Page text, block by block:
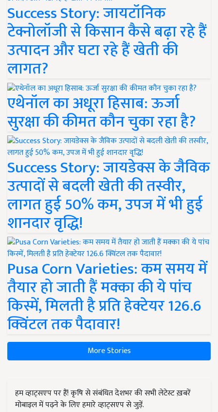
Success Story: जायटॉनिक
टेक्नोलॉजी से किसान कैसे बढ़ा रहे हैं
उत्पादन और घटा रहे हैं खेती की
लागत?
एथेनॉल का अधूरा हिसाब: ऊर्जा
सुरक्षा की कीमत कौन चुका रहा है?
Success Story: जायडेक्स के जैविक
उत्पादों से बदली खेती की तस्वीर,
लागत हुई 50% कम, उपज में भी हुई
शानदार वृद्धि!
Pusa Corn Varieties: कम समय में
तैयार हो जाती हैं मक्का की ये पांच
किस्में, मिलती है प्रति हेक्टेयर 126.6
क्विंटल तक पैदावार!
More Stories
हम व्हाट्सएप पर हैं! कृषि से संबंधित देशभर की सभी लेटेस्ट ख़बरें
मोबाइल में पढ़ने के लिए हमारे व्हाट्सएप से जुड़ें.